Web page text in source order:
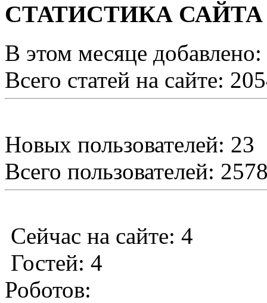
СТАТИСТИКА САЙТА
В этом месяце
Всего статей на сайте:
Новых пользователей: 23
Всего пользователей:
Сейчас на сайте: 4
Гостей: 4
Роботов: